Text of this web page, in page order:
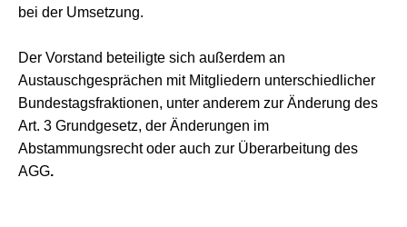
bei der Umsetzung.
Der Vorstand beteiligte sich außerdem an
Austauschgesprächen mit Mitgliedern unterschiedlicher
Bundestagsfraktionen, unter anderem zur Änderung des
Art. 3 Grundgesetz, der Änderungen im
Abstammungsrecht oder auch zur Überarbeitung des
AGG.